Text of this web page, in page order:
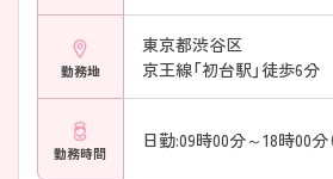
勤務地
東京都渋谷区
京王線「初台駅」徒歩6分
勤務時間
日勤:09時00分～18時00分